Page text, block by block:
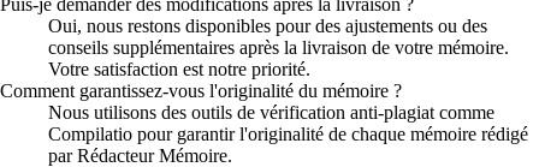
Oui, nous restons disponibles pour des ajustements ou des
conseils supplémentaires après la livraison de votre mémoire.
Votre satisfaction est notre priorité.
Comment garantissez-vous l'originalité du mémoire ?
Nous utilisons des outils de vérification anti-plagiat comme
Compilatio pour garantir l'originalité de chaque mémoire rédigé
par Rédacteur Mémoire.